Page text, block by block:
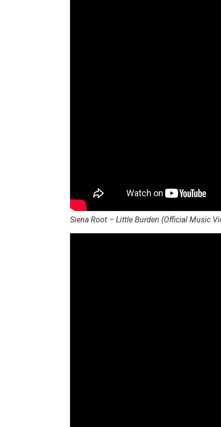
Siena Root – Little Burden (Official Music